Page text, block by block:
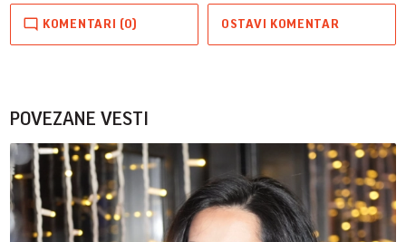
KOMENTARI (0) OSTAVI KOMENTAR
POVEZANE VESTI